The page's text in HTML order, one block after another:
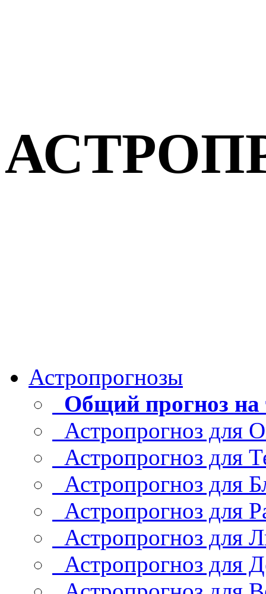
Астропрогнозы
Общий прогноз
Астропрогноз для
Астропрогноз для
Астропрогноз для
Астропрогноз для
Астропрогноз для
Астропрогноз для